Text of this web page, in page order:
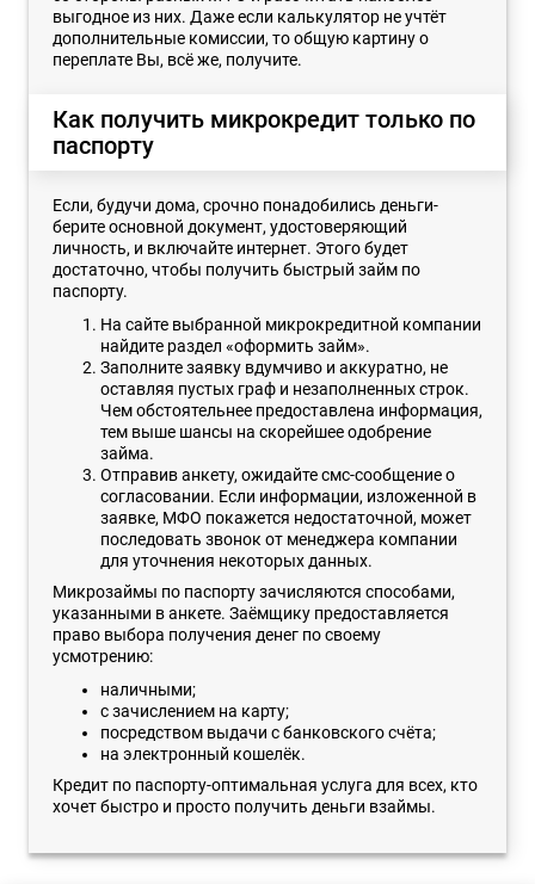
выгодное из них. Даже если калькулятор не учтёт
дополнительные комиссии, то общую картину о
переплате Вы, всё же, получите.
Как получить микрокредит только по
паспорту
Если, будучи дома, срочно понадобились деньги-
берите основной документ, удостоверяющий
личность, и включайте интернет. Этого будет
достаточно, чтобы получить быстрый займ по
паспорту.
На сайте выбранной микрокредитной компании
найдите раздел «оформить займ».
Заполните заявку вдумчиво и аккуратно, не
оставляя пустых граф и незаполненных строк.
Чем обстоятельнее предоставлена информация,
тем выше шансы на скорейшее одобрение
займа.
Отправив анкету, ожидайте смс-сообщение о
согласовании. Если информации, изложенной в
заявке, МФО покажется недостаточной, может
последовать звонок от менеджера компании
для уточнения некоторых данных.
Микрозаймы по паспорту зачисляются способами,
указанными в анкете. Заёмщику предоставляется
право выбора получения денег по своему
усмотрению:
наличными;
с зачислением на карту;
посредством выдачи с банковского счёта;
на электронный кошелёк.
Кредит по паспорту-оптимальная услуга для всех, кто
хочет быстро и просто получить деньги взаймы.